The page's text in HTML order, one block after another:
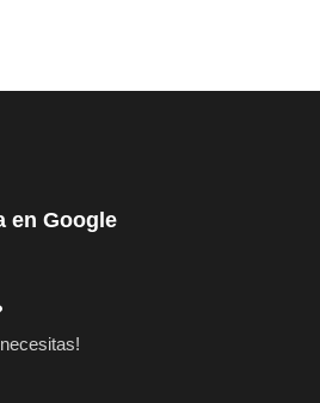
en Google